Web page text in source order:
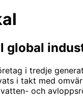
global
i tredje
i takt med
och